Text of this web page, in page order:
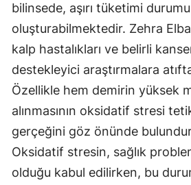
bilinsede, aşırı tüketimi
oluşturabilmektedir. Zehra
kalp hastalıkları ve belirli
destekleyici araştırmalara
Özellikle hem demirin yüksek
alınmasının oksidatif stresi
gerçeğini göz önünde
Oksidatif stresin, sağlık
olduğu kabul edilirken, bu